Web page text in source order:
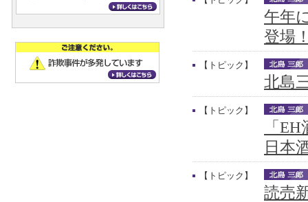
午年
登場
【トピック】
北島
【トピック】
「
日本
【トピック】
読売